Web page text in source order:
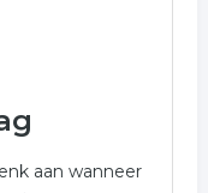
aan wanneer